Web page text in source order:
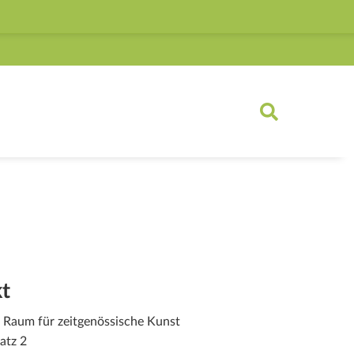
Raum für zeitgenössische Kunst
2